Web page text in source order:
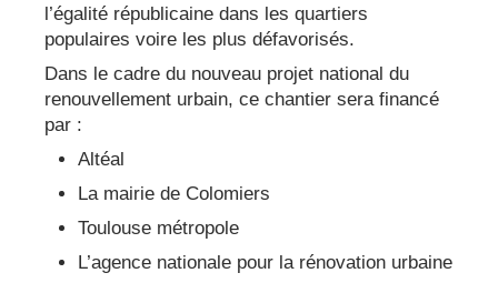
l’égalité républicaine dans les quartiers
populaires voire les plus défavorisés.
Dans le cadre du nouveau projet national du
renouvellement urbain, ce chantier sera financé
par :
Altéal
La mairie de Colomiers
Toulouse métropole
L’agence nationale pour la rénovation urbaine